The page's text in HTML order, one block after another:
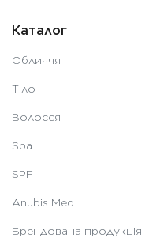
Каталог
Обличчя
Тіло
Волосся
Spa
SPF
Anubis Med
Брендована продукція